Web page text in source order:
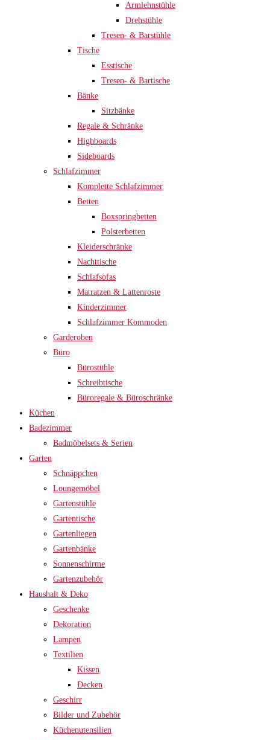
Armlehnstühle
Drehstühle
Tresen- & Barstühle
Tische
Esstische
Tresen- & Bartische
Bänke
Sitzbänke
Regale & Schränke
Highboards
Sideboards
Schlafzimmer
Komplette Schlafzimmer
Betten
Boxspringbetten
Polsterbetten
Kleiderschränke
Nachttische
Schlafsofas
Matratzen & Lattenroste
Kinderzimmer
Schlafzimmer Kommoden
Garderoben
Büro
Bürostühle
Schreibtische
Büroregale & Büroschränke
Küchen
Badezimmer
Badmöbelsets & Serien
Garten
Schnäppchen
Loungemöbel
Gartenstühle
Gartentische
Gartenliegen
Gartenbänke
Sonnenschirme
Gartenzubehör
Haushalt & Deko
Geschenke
Dekoration
Lampen
Textilien
Kissen
Decken
Geschirr
Bilder und Zubehör
Küchenutensilien